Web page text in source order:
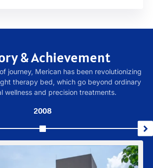
&Achievement
journey, Merican has been revolutionizing
therapy bed, which go beyond ordinary
wellness and precision treatments.
2008